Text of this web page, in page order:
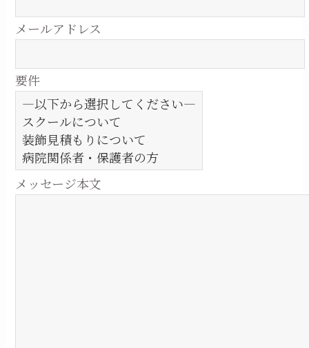
メールアドレス
要件
メッセージ本文